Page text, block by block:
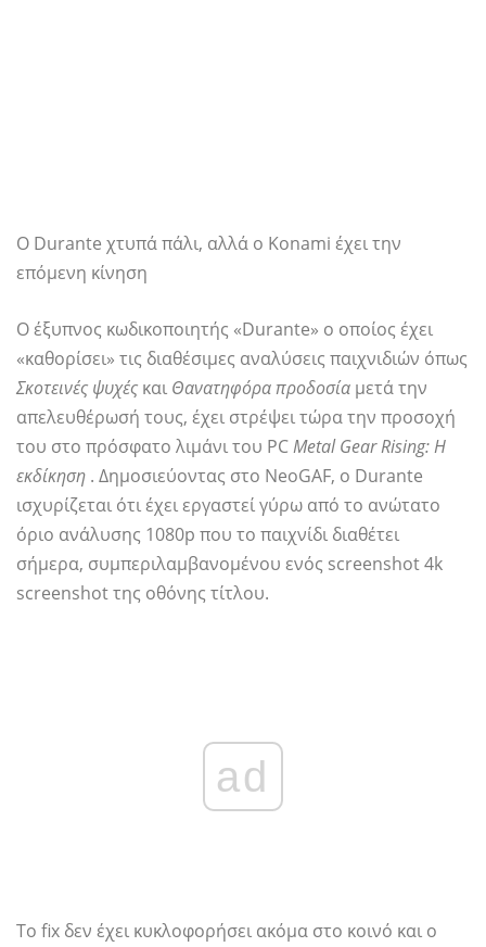
Ο Durante χτυπά πάλι, αλλά ο Konami έχει την
επόμενη κίνηση
Ο έξυπνος κωδικοποιητής «Durante» ο οποίος έχει
«καθορίσει» τις διαθέσιμες αναλύσεις παιχνιδιών όπως
Σκοτεινές ψυχές και Θανατηφόρα προδοσία μετά την
απελευθέρωσή τους, έχει στρέψει τώρα την προσοχή
του στο πρόσφατο λιμάνι του PCMetal Gear Rising: Η
εκδίκηση . Δημοσιεύοντας στο NeoGAF, ο Durante
ισχυρίζεται ότι έχει εργαστεί γύρω από το ανώτατο
όριο ανάλυσης 1080p που το παιχνίδι διαθέτει
σήμερα, συμπεριλαμβανομένου ενός screenshot 4k
screenshot της οθόνης τίτλου.
ad
Το fix δεν έχει κυκλοφορήσει ακόμα στο κοινό και ο